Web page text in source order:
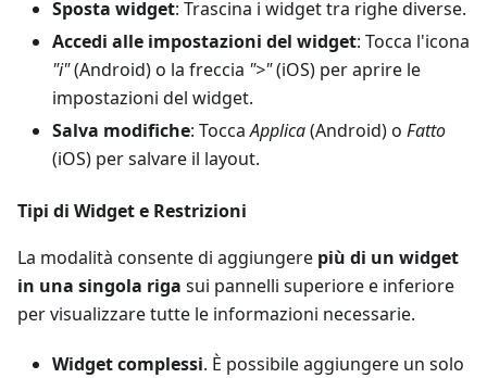
Sposta widget: Trascina i widget tra righe diverse.
Accedi alle impostazioni del widget: Tocca l'icona
"i"(Android) o la freccia ">"(iOS) per aprire le
impostazioni del widget.
Salva modifiche: ToccaApplica(Android) o Fatto
(iOS) per salvare il layout.
Tipi di Widget e Restrizioni
La modalità consente di aggiungere più di un widget
in una singola riga sui pannelli superiore e inferiore
per visualizzare tutte le informazioni necessarie.
Widget complessi. È possibile aggiungere un solo